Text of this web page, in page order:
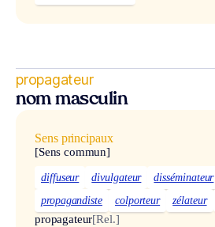
propagateur
nom masculin
Sens principaux
[Sens commun]
diffuseur divulgateur disséminateur
propagandiste
colporteur zélateur
propagateur[Rel.]